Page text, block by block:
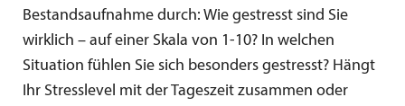
Bestandsaufnahme durch: Wie gestresst sind Sie
wirklich – auf einer Skala von 1-10? In welchen
Situation fühlen Sie sich besonders gestresst? Hängt
Ihr Stresslevel mit der Tageszeit zusammen oder